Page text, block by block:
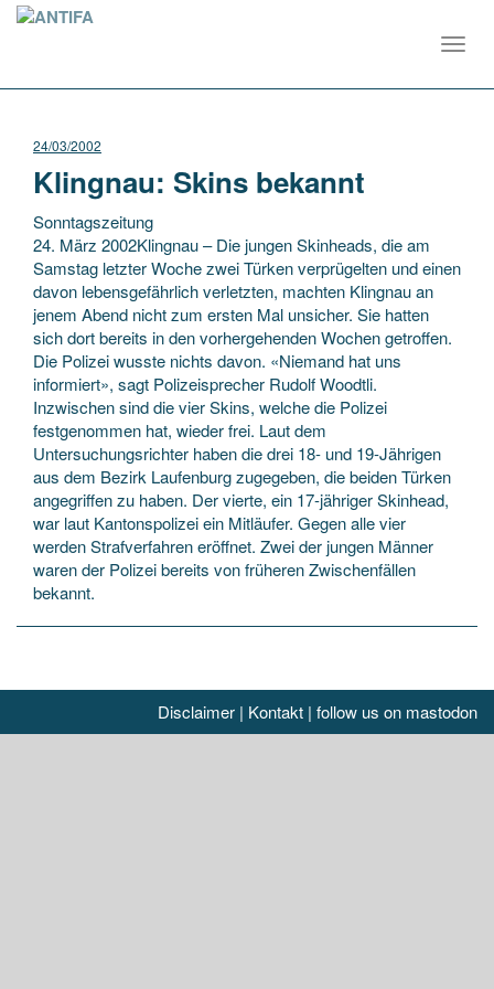
24/03/2002
Klingnau: Skins bekannt
Sonntagszeitung
24. März 2002Klingnau – Die jungen Skinheads, die am
Samstag letzter Woche zwei Türken verprügelten und einen
davon lebensgefährlich verletzten, machten Klingnau an
jenem Abend nicht zum ersten Mal unsicher. Sie hatten
sich dort bereits in den vorhergehenden Wochen getroffen.
Die Polizei wusste nichts davon. «Niemand hat uns
informiert», sagt Polizeisprecher Rudolf Woodtli.
Inzwischen sind die vier Skins, welche die Polizei
festgenommen hat, wieder frei. Laut dem
Untersuchungsrichter haben die drei 18- und 19-Jährigen
aus dem Bezirk Laufenburg zugegeben, die beiden Türken
angegriffen zu haben. Der vierte, ein 17-jähriger Skinhead,
war laut Kantonspolizei ein Mitläufer. Gegen alle vier
werden Strafverfahren eröffnet. Zwei der jungen Männer
waren der Polizei bereits von früheren Zwischenfällen
bekannt.
Disclaimer | Kontakt | follow us on mastodon